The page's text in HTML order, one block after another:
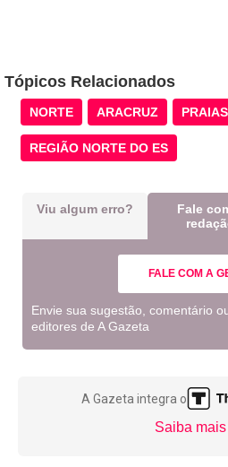
Tópicos Relacionados
NORTE ARACRUZ
REGIÃO NORTE DO ES
Viu algum erro?
Fale
FALE COM A
Envie sua sugestão, comentário
editores de A Gazeta
A Gazeta integra o
Saiba mais